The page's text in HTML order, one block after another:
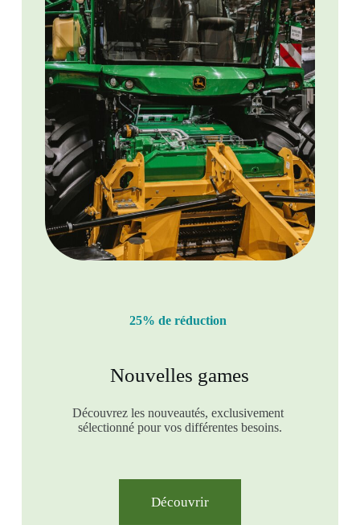
25% de réduction
Nouvelles games
Découvrez les nouveautés, exclusivement
sélectionné pour vos différentes besoins.
Découvrir